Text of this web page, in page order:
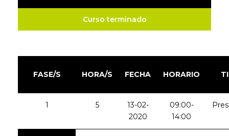
Curso terminado
FASE/S HORA/S FECHA HORARIO
1 5
13-02-
2020
09:00-
14:00